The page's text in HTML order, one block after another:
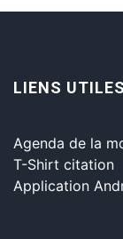
LIENS UTILES
Agenda de la
T-Shirt citation
Application